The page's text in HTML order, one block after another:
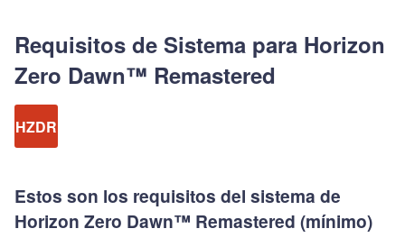
Requisitos de Sistema para Horizon
Zero Dawn™ Remastered
HZDR
Estos son los requisitos del sistema de
Horizon Zero Dawn™ Remastered (mínimo)